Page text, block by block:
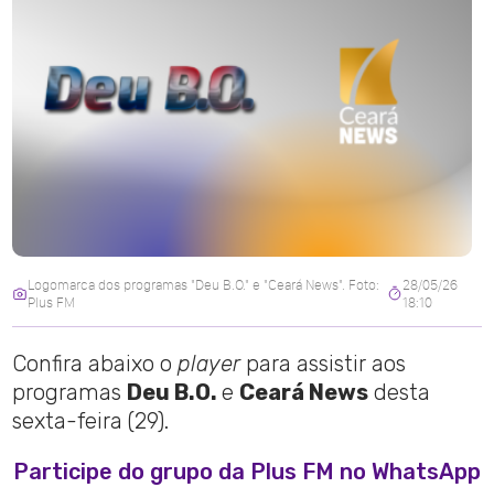
Logomarca dos programas "Deu B.O." e "Ceará News". Foto:
Plus FM
28/05/26
18:10
Confira abaixo oplayerpara assistir aos
programas Deu B.O.e Ceará News desta
sexta-feira (29).
Participe do grupo da Plus FM no WhatsApp